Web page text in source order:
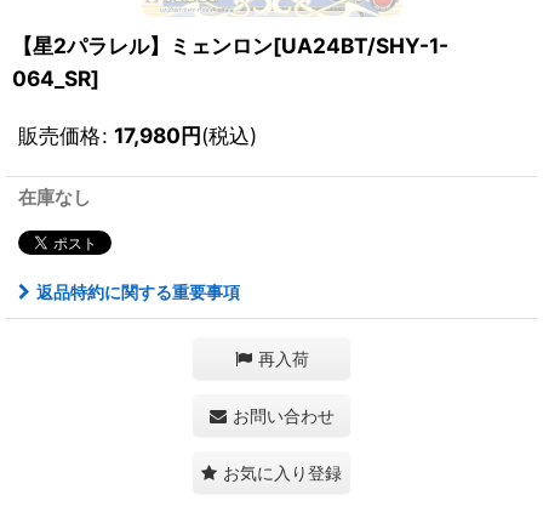
【星2パラレル】ミェンロン[UA24BT/SHY-1-
064_SR]
販売価格: 17,980円(税込)
在庫なし
返品特約に関する重要事項
再入荷
お問い合わせ
お気に入り登録